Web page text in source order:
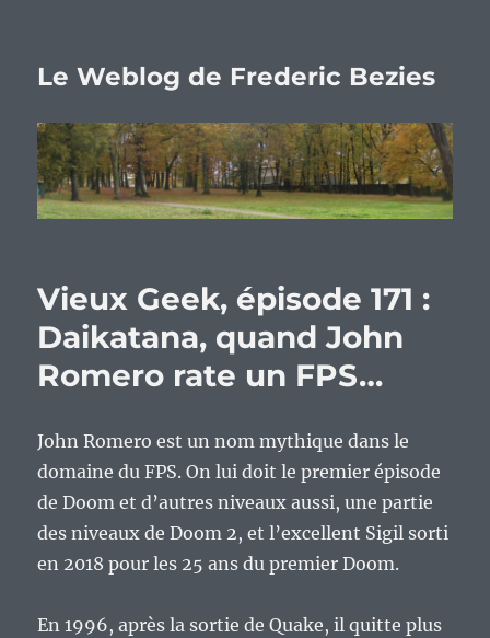
Le Weblog de Frederic Bezies
Vieux Geek, épisode 171 :
Daikatana, quand John
Romero rate un FPS…
John Romero est un nom mythique dans le
domaine du FPS. On lui doit le premier épisode
de Doom et d’autres niveaux aussi, une partie
des niveaux de Doom 2, et l’excellent Sigil sorti
en 2018 pour les 25 ans du premier Doom.
En 1996, après la sortie de Quake, il quitte plus